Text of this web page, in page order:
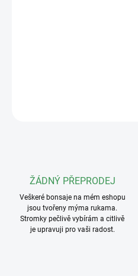
ŽÁDNÝ PŘEPRODEJ
Veškeré bonsaje na mém eshopu
jsou tvořeny mýma rukama.
Stromky pečlivě vybírám a citlivě
je upravuji pro vaši radost.